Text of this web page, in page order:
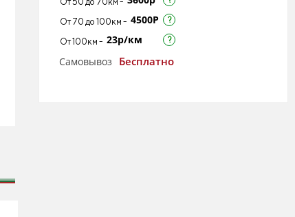
От 70 до 100км - 4500Р
От 100км - 23р/км
Самовывоз
Бесплатно